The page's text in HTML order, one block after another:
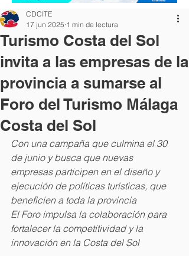
Turismo Costa del Sol
invita a las empresas de la
provincia a sumarse al
Foro del Turismo Málaga
Costa del Sol
CDCITE
17 jun 2025 1 min de lectura
Con una campaña que culmina el 30
de junio y busca que nuevas
empresas participen en el diseño y
ejecución de políticas turísticas, que
beneficien a toda la provincia
El Foro impulsa la colaboración para
fortalecer la competitividad y la
innovación en la Costa del Sol